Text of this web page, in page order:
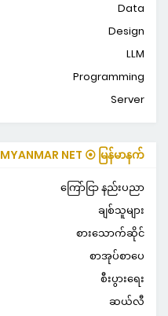
Data
Design
LLM
Programming
Server
MYANMAR NET ⦿ မြန်မာနက်
ကြော်ငြာ နည်းပညာ
ချစ်သူများ
စားသောက်ဆိုင်
စာအုပ်စာပေ
စီးပွားရေး
ဆယ်လီ